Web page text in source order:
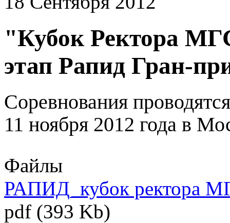
"Кубок Ректора
этап Рапид Гран-
Соревнования
11 ноября 2012 года в
Файлы
РАПИД_кубок ректора
pdf (393 Kb)